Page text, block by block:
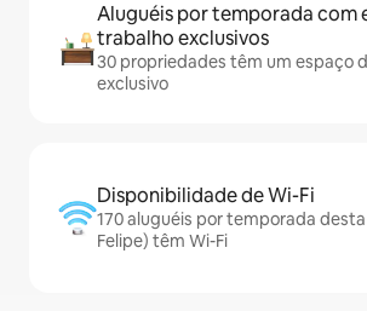
Aluguéis por temporada com
trabalho exclusivos
30 propriedades têm um espaço
exclusivo
Disponibilidade de Wi-Fi
170 aluguéis por temporada
Felipe) têm Wi-Fi